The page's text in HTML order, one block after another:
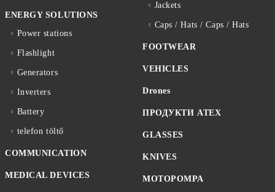
ENERGY SOLUTIONS
Power stations
Flashlight
Generators
Inverters
Battery
telefon töltő
COMMUNICATION
MEDICAL DEVICES
Jackets
Caps / Hats / Caps / Hats
FOOTWEAR
VEHICLES
Drones
ПРОДУКТИ ATEX
GLASSES
KNIVES
MOTOPOMPA